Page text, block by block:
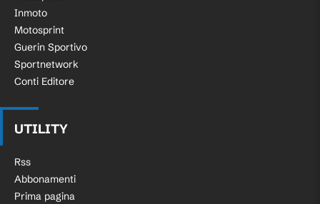
Inmoto
Motosprint
Guerin Sportivo
Sportnetwork
Conti Editore
UTILITY
Rss
Abbonamenti
Prima pagina